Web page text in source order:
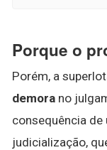
Porque o
Porém, a
demora no
consequência
judicialização,